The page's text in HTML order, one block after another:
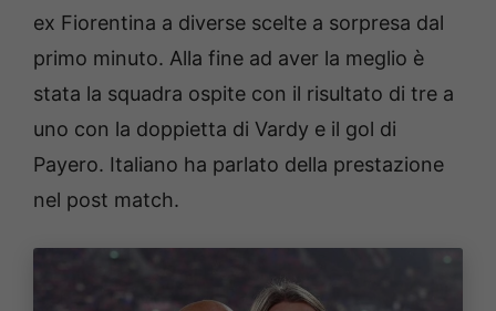
ex Fiorentina a diverse scelte a sorpresa dal
primo minuto. Alla fine ad aver la meglio è
stata la squadra ospite con il risultato di tre a
uno con la doppietta di Vardy e il gol di
Payero. Italiano ha parlato della prestazione
nel post match.